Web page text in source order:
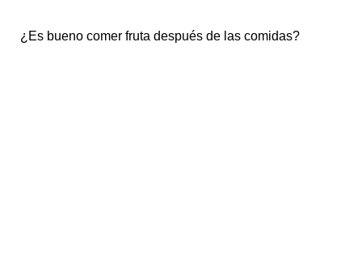
¿Es bueno comer fruta después de las comidas?